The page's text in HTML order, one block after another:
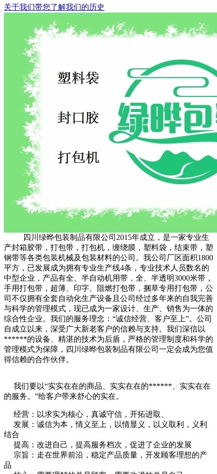
关于我们带您了解我们的历史
四川绿晔包装制品有限公司2015年成立，是一家专业生
产封箱胶带，打包带，打包机，缠绕膜，塑料袋，结束带，塑
钢带等各类包装机械及包装材料的公司。我公司厂区面积1800
平方，已发展成为拥有专业生产线4条，专业技术人员数名的
中型企业，产品有全、半自动机用带，全、半透明3000米带，
手用打包带，超薄、印字、阻燃打包带，捆草专用打包带，公
司不仅拥有全套自动化生产设备且公司经过多年来的自我完善
与科学的管理模式，现已成为一家设计、生产、销售为一体的
综合性企业。我们的服务理念：“诚信经营、客户至上”。公司
自成立以来，深受广大新老客户的信赖与支持。我们深信以
******的设备、精湛的技术为后盾，严格的管理制度和科学的
管理模式为保障，四川绿晔包装制品有限公司一定会成为您值
得信赖的合作伙伴。
我们要以“实实在在的商品、实实在在的******、实实在在
的服务。”给客户带来舒心的实在。
经营：以求实为核心，真诚守信，开拓进取、
发展：诚信为本，情义至上，以情显义，以义取利，义利
结合
提高：改进自己，提高服务档次，促进了企业的发展
宗旨：走在世界前沿，稳定产品质量，开发顾客理想的产
品